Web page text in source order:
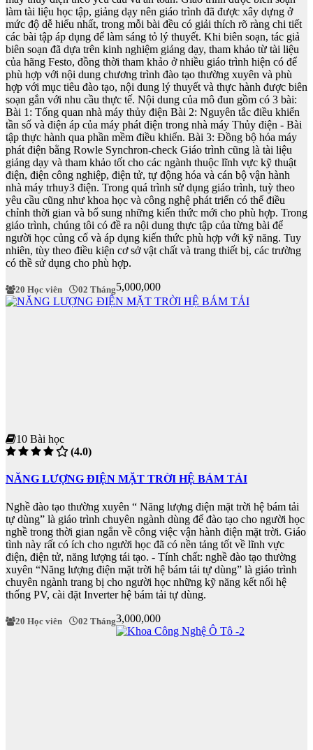
làm tài liệu học tập, giảng dạy nên giáo trình đã được xây dựng ở
mức độ dễ hiểu nhất, trong mỗi bài đều có giải thích rõ ràng chi tiết
các bài tập áp dụng để làm sáng tỏ lý thuyết. Khi biên soạn, tác giả
biên soạn đã dựa trên kinh nghiệm giảng dạy, tham khảo từ tài liệu
của hãng Festo, đồng thời tham khảo ở nhiều giáo trình hiện có để
phù hợp với nội dung chương trình đào tạo thường xuyên và phù
hợp với mục tiêu đào tạo, nội dung lý thuyết và thực hành được biên
soạn gắn với nhu cầu thực tế. Nội dung của mô đun gồm có 3 bài:
Bài 1: Tổng quan nhà máy thủy điện Bài 2: Nguyên tắc điều khiển
tần số và điện áp của máy phát điện trong nhà máy Thủy điện - Bài
tập thực hành qua phần mềm điều khiển. Bài 3: Đồng bộ hóa máy
phát điện bằng Rowle Synchron-check Giáo trình cũng là tài liệu
giảng dạy và tham khảo tốt cho các ngành thuộc lĩnh vực kỹ thuật
điện, điện công nghiệp, điện tử, tự động hóa và cán bộ vận hành
nhà máy trhuy3 điện. Trong quá trình sử dụng giáo trình, tuỳ theo
yêu cầu cũng như khoa học và công nghệ phát triển có thể điều
chỉnh thời gian và bổ sung những kiến thức mới cho phù hợp. Trong
giáo trình, chúng tôi có đề ra nội dung thực tập của từng bài để
người học củng cố và áp dụng kiến thức phù hợp với kỹ năng. Tuy
nhiên, tùy theo điều kiện cơ sở vật chất và trang thiết bị, các trường
có thề sử dụng cho phù hợp.
20 Học viên 02 Tháng5,000,000
10 Bài học
(4.0)
NĂNG LƯỢNG ĐIỆN MẶT TRỜI HỆ BÁM TẢI
Nghề đào tạo thường xuyên “ Năng lượng điện mặt trời hệ bám tải
tự dùng” là giáo trình chuyên ngành dùng để đào tạo cho người học
nghề trong thời gian ngắn về công việc vận hành điện mặt trời. Giáo
tình này rất có ích cho người học đã có nền tảng tốt về lĩnh vực
điện, điện tử, năng lượng tái tạo. - Tính chất: nghề đào tạo thường
xuyên “Năng lượng điện mặt trời hệ bám tải tự dùng” là giáo trình
chuyên ngành trang bị cho người học những kỹ năng kết nối hệ
thống PV, cài đặt Inverter hệ bám tải tự dùng.
20 Học viên 02 Tháng3,000,000